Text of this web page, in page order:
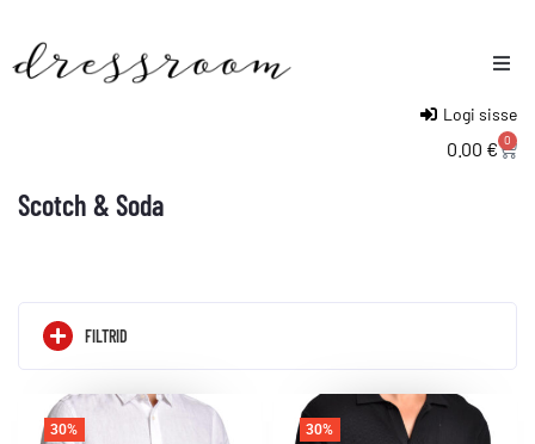
Logi sisse
0.00 € 0
Scotch & Soda
FILTRID
30% 30%